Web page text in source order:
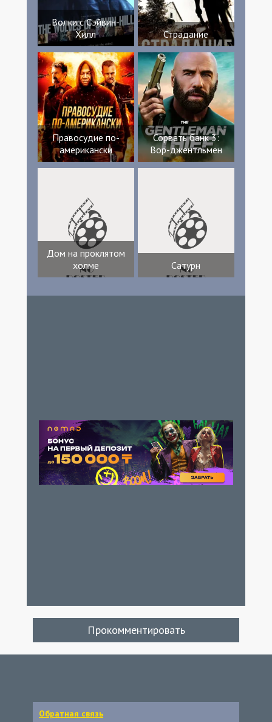
Волки с Сэйвин-
Хилл
Страдание
Правосудие по-
американски
Сорвать банк 3:
Вор-джентльмен
Дом на проклятом
холме
Сатурн
Прокомментировать
Обратная связь